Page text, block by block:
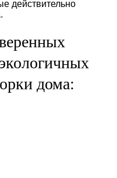
действительно
дома: